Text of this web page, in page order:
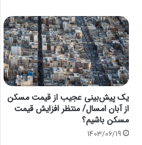
یک پیش‌بینی عجیب از قیمت مسکن
از آبان امسال/ منتظر افزایش قیمت
مسکن باشیم؟
1403/06/19